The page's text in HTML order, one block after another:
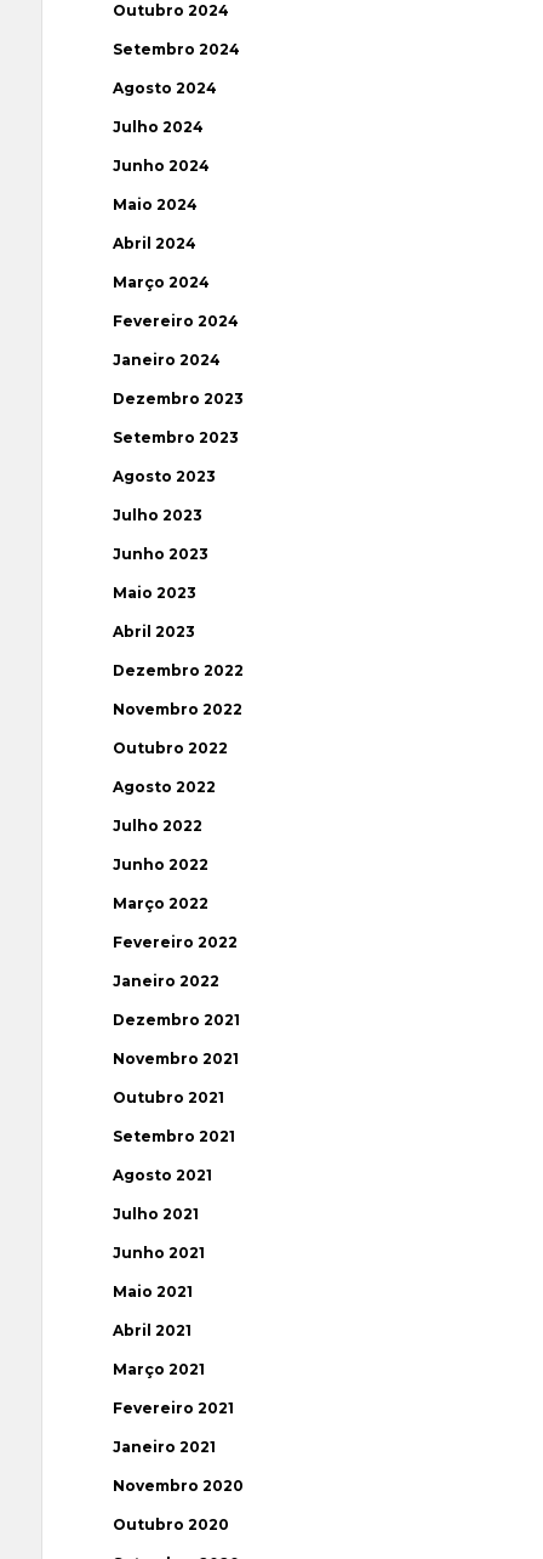
Outubro 2024
Setembro 2024
Agosto 2024
Julho 2024
Junho 2024
Maio 2024
Abril 2024
Março 2024
Fevereiro 2024
Janeiro 2024
Dezembro 2023
Setembro 2023
Agosto 2023
Julho 2023
Junho 2023
Maio 2023
Abril 2023
Dezembro 2022
Novembro 2022
Outubro 2022
Agosto 2022
Julho 2022
Junho 2022
Março 2022
Fevereiro 2022
Janeiro 2022
Dezembro 2021
Novembro 2021
Outubro 2021
Setembro 2021
Agosto 2021
Julho 2021
Junho 2021
Maio 2021
Abril 2021
Março 2021
Fevereiro 2021
Janeiro 2021
Novembro 2020
Outubro 2020